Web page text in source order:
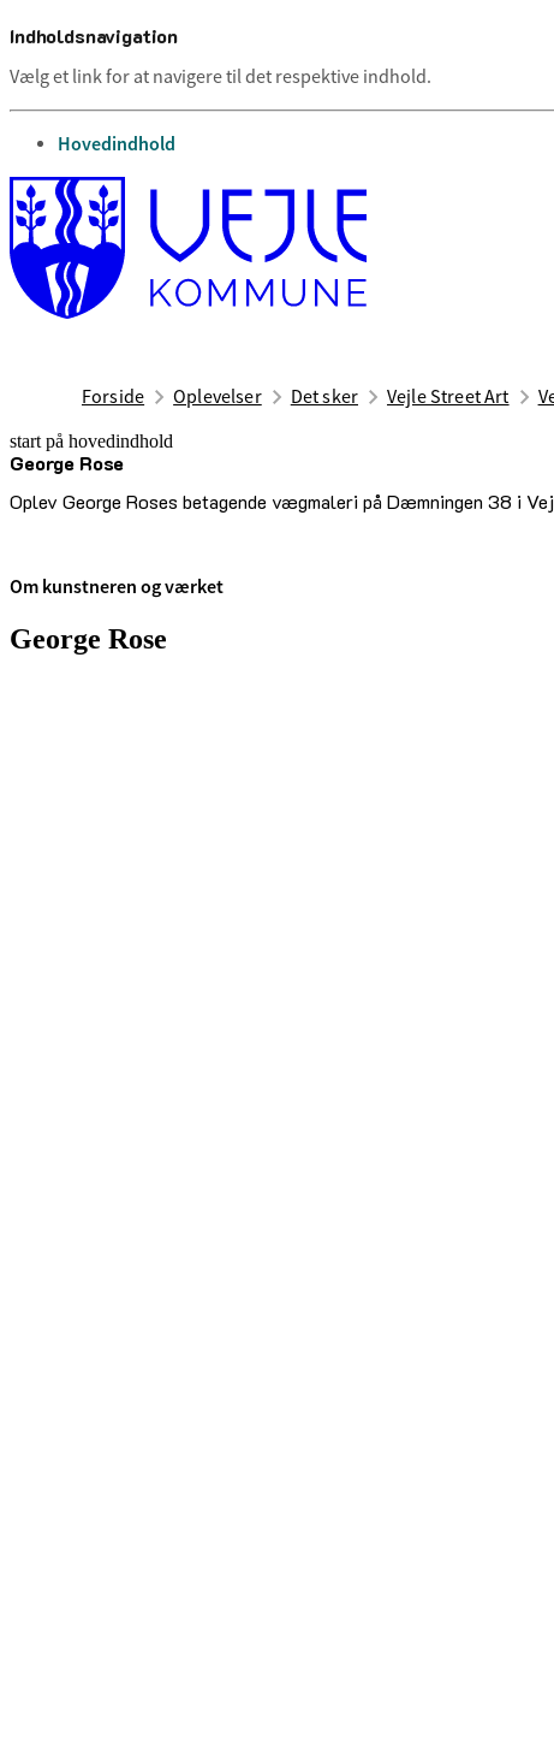
Indholdsnavigation
Vælg et link for at navigere til det respektive indhold.
gå til
Hovedindhold
Forside Oplevelser Det sker Vejle Street Art
start på hovedindhold
George Rose
Oplev George Roses betagende vægmaleri på Dæmningen 38 i
senest opdateret 17. februar 2026
Om kunstneren og værket
George Rose